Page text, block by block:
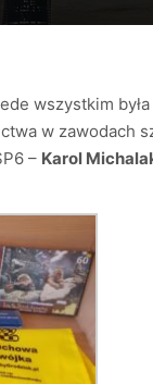
wszystkim
w zawodach
– Karol